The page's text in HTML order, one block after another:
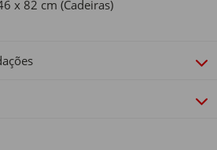
x 82 cm (Cadeiras)